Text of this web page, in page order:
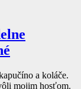
a koláče.
mojim hosťom.